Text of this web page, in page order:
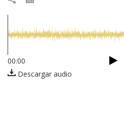
00:00
Descargar audio